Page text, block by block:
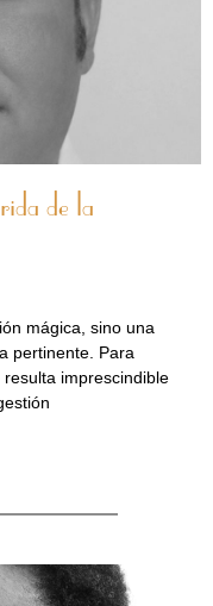
de la
mágica, sino una
pertinente. Para
imprescindible